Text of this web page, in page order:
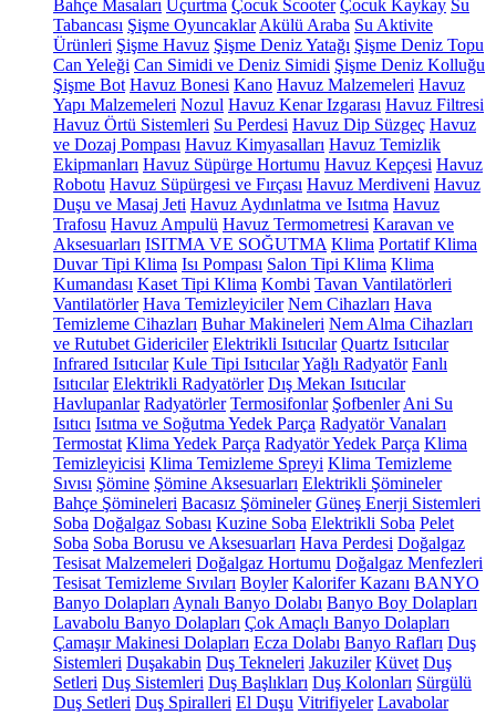
Bahçe Masaları Uçurtma Çocuk Scooter Çocuk Kaykay Su
Tabancası Şişme Oyuncaklar Akülü Araba Su Aktivite
Ürünleri Şişme Havuz Şişme Deniz Yatağı Şişme Deniz Topu
Can Yeleği Can Simidi ve Deniz Simidi Şişme Deniz Kolluğu
Şişme Bot Havuz Bonesi Kano Havuz Malzemeleri Havuz
Yapı Malzemeleri Nozul Havuz Kenar Izgarası Havuz Filtresi
Havuz Örtü Sistemleri Su Perdesi Havuz Dip Süzgeç Havuz
ve Dozaj Pompası Havuz Kimyasalları Havuz Temizlik
Ekipmanları Havuz Süpürge Hortumu Havuz Kepçesi Havuz
Robotu Havuz Süpürgesi ve Fırçası Havuz Merdiveni Havuz
Duşu ve Masaj Jeti Havuz Aydınlatma ve Isıtma Havuz
Trafosu Havuz Ampulü Havuz Termometresi Karavan ve
Aksesuarları ISITMA VE SOĞUTMA Klima Portatif Klima
Duvar Tipi Klima Isı Pompası Salon Tipi Klima Klima
Kumandası Kaset Tipi Klima Kombi Tavan Vantilatörleri
Vantilatörler Hava Temizleyiciler Nem Cihazları Hava
Temizleme Cihazları Buhar Makineleri Nem Alma Cihazları
ve Rutubet Gidericiler Elektrikli Isıtıcılar Quartz Isıtıcılar
Infrared Isıtıcılar Kule Tipi IsıtıcılarYağlı Radyatör Fanlı
Isıtıcılar Elektrikli Radyatörler Dış Mekan Isıtıcılar
Havlupanlar Radyatörler Termosifonlar Şofbenler Ani Su
Isıtıcı Isıtma ve Soğutma Yedek Parça Radyatör Vanaları
Termostat Klima Yedek Parça Radyatör Yedek Parça Klima
Temizleyicisi Klima Temizleme Spreyi Klima Temizleme
Sıvısı Şömine Şömine Aksesuarları Elektrikli Şömineler
Bahçe Şömineleri Bacasız Şömineler Güneş Enerji Sistemleri
Soba Doğalgaz Sobası Kuzine Soba Elektrikli Soba Pelet
Soba Soba Borusu ve Aksesuarları Hava Perdesi Doğalgaz
Tesisat Malzemeleri Doğalgaz Hortumu Doğalgaz Menfezleri
Tesisat Temizleme Sıvıları Boyler Kalorifer Kazanı BANYO
Banyo Dolapları Aynalı Banyo Dolabı Banyo Boy Dolapları
Lavabolu Banyo Dolapları Çok Amaçlı Banyo Dolapları
Çamaşır Makinesi Dolapları Ecza Dolabı Banyo Rafları Duş
Sistemleri Duşakabin Duş Tekneleri Jakuziler Küvet Duş
Setleri Duş Sistemleri Duş Başlıkları Duş Kolonları Sürgülü
Duş Setleri Duş Spiralleri El Duşu Vitrifiyeler Lavabolar